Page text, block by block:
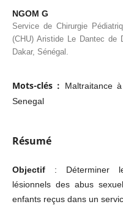
NGOM G
Service de Chirurgie
(CHU) Aristide Le Dantec de
Dakar, Sénégal.
Mots-clés :
Maltraitance
Senegal
Résumé
Objectif: Déterminer
lésionnels des abus
enfants reçus dans un